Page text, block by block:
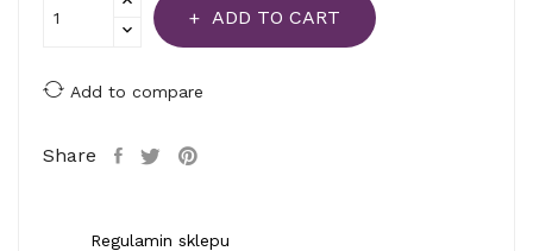
ADD TO CART
Add to compare
Share
Regulamin sklepu